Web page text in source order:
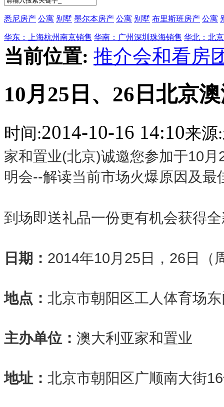
悉尼房产 公寓 别墅 墨尔本房产 公寓 别墅 布里斯班房产 公寓
华东：上海杭州南京销售 华南：广州深圳珠海销售 华北：北
当前位置: 推介会和看房
10月25日、26日北京
时间:2014-10-16 14:10来源:
家和置业(北京)诚邀您参加于10
明会--解读当前市场火爆原因及最
到场即送礼品一份更有机会获得
日期： 2014年10月25日，26日（
地点： 北京市朝阳区工人体育场
主办单位： 澳大利亚家和置业
地址： 北京市朝阳区广顺南大街